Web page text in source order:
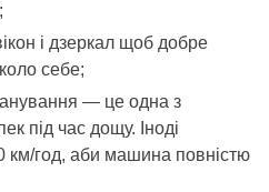
і дзеркал щоб добре
себе;
— це одна з
під час дощу. Іноді
км/год, аби машина повністю